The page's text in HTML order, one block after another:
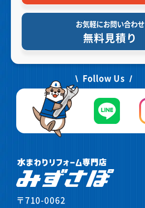
お気軽にお問い合わせ
無料見積り
Follow Us
〒710-0062